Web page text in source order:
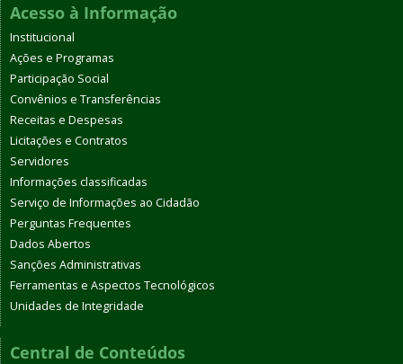
Acesso à Informação
Institucional
Ações e Programas
Participação Social
Convênios e Transferências
Receitas e Despesas
Licitações e Contratos
Servidores
Informações classificadas
Serviço de Informações ao Cidadão
Perguntas Frequentes
Dados Abertos
Sanções Administrativas
Ferramentas e Aspectos Tecnológicos
Unidades de Integridade
Central de Conteúdos